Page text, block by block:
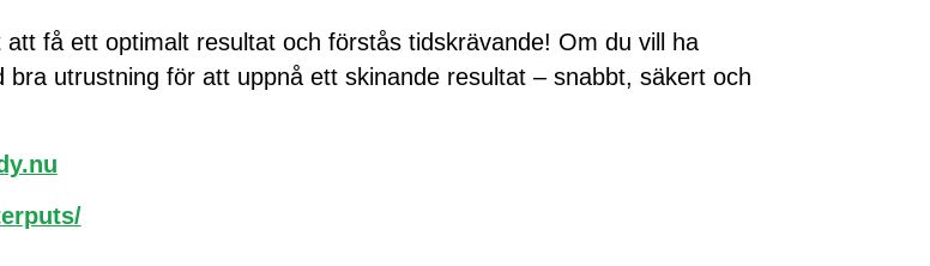
få ett optimalt resultat och förstås tidskrävande! Om du vill ha
utrustning för att uppnå ett skinande resultat – snabbt, säkert och